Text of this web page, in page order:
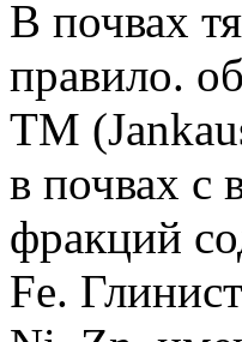
В почвах
правило.
TM
в почвах с
фракций
Fe.